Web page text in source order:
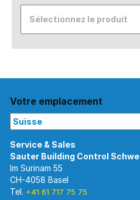
Votre emplacement
Im Surinam 55
CH-4058 Basel
Tel. +41 61 717 75 75